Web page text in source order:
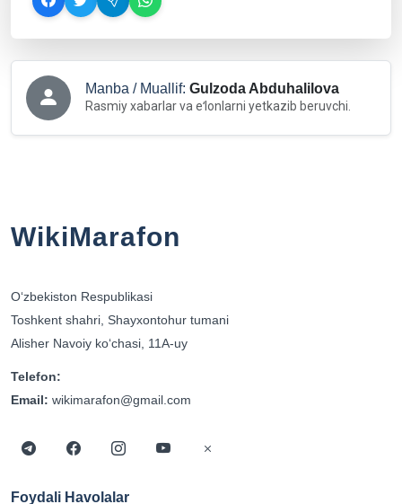
Manba / Muallif: Gulzoda Abduhalilova
Rasmiy xabarlar va eʻlonlarni yetkazib beruvchi.
WikiMarafon
Oʻzbekiston Respublikasi
Toshkent shahri, Shayxontohur tumani
Alisher Navoiy koʻchasi, 11A-uy
Telefon:
Email: wikimarafon@gmail.com
Foydali Havolalar